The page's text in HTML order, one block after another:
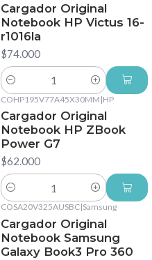
Cargador Original
Notebook HP Victus 16-
r1016la
$74.000
Cantidad
COHP195V77A45X30MM |HP
Cargador Original
Notebook HP ZBook
Power G7
$62.000
Cantidad
COSA20V325AUSBC|Samsung
Cargador Original
Notebook Samsung
Galaxy Book3 Pro 360